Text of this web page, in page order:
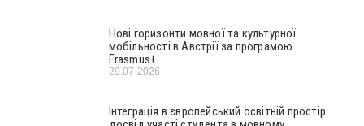
Нові горизонти мовної та культурної
мобільності в Австрії за програмою
Erasmus+
29.07.2026
Інтеграція в європейський освітній простір: